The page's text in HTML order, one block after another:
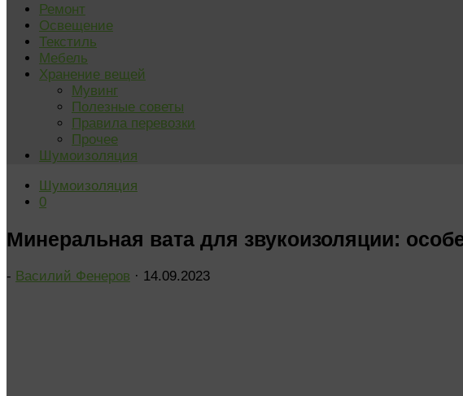
Ремонт
Освещение
Текстиль
Мебель
Хранение вещей
Мувинг
Полезные советы
Правила перевозки
Прочее
Шумоизоляция
Шумоизоляция
0
Минеральная вата для звукоизоляции:
- Василий Фенеров · 14.09.2023